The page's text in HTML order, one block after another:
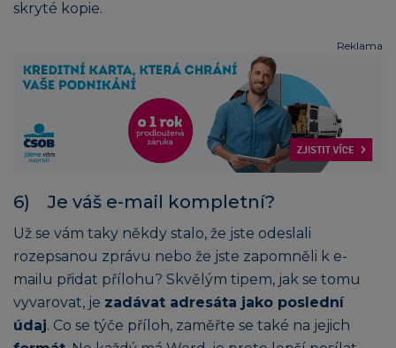
skryté kopie.
Reklama
6) Je váš e-mail kompletní?
Už se vám taky někdy stalo, že jste odeslali
rozepsanou zprávu nebo že jste zapomněli k e-
mailu přidat přílohu? Skvělým tipem, jak se tomu
vyvarovat, je zadávat adresáta jako poslední
údaj. Co se týče příloh, zaměřte se také na jejich